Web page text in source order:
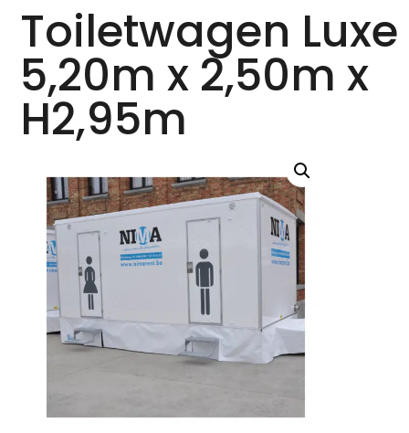
Toiletwagen Luxe
5,20m x 2,50m x
H2,95m